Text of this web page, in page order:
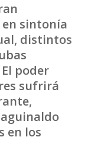
sintonía
distintos
poder
sufrirá
en los